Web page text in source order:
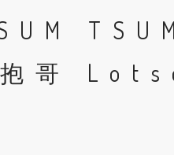
TSUM
哥